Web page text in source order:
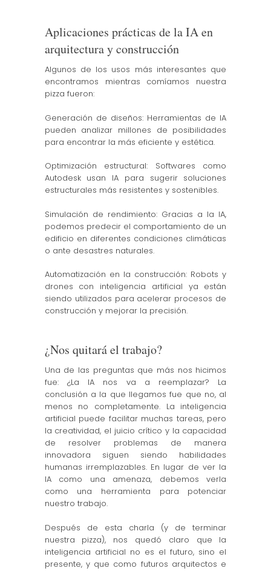
Aplicaciones prácticas de la IA en
arquitectura y construcción
Algunos de los usos más interesantes que
encontramos mientras comíamos nuestra
pizza fueron:
Generación de diseños: Herramientas de IA
pueden analizar millones de posibilidades
para encontrar la más eficiente y estética.
Optimización estructural: Softwares como
Autodesk usan IA para sugerir soluciones
estructurales más resistentes y sostenibles.
Simulación de rendimiento: Gracias a la IA,
podemos predecir el comportamiento de un
edificio en diferentes condiciones climáticas
o ante desastres naturales.
Automatización en la construcción: Robots y
drones con inteligencia artificial ya están
siendo utilizados para acelerar procesos de
construcción y mejorar la precisión.
¿Nos quitará el trabajo?
Una de las preguntas que más nos hicimos
fue: ¿La IA nos va a reemplazar? La
conclusión a la que llegamos fue que no, al
menos no completamente. La inteligencia
artificial puede facilitar muchas tareas, pero
la creatividad, el juicio crítico y la capacidad
de resolver problemas de manera
innovadora siguen siendo habilidades
humanas irremplazables. En lugar de ver la
IA como una amenaza, debemos verla
como una herramienta para potenciar
nuestro trabajo.
Después de esta charla (y de terminar
nuestra pizza), nos quedó claro que la
inteligencia artificial no es el futuro, sino el
presente, y que como futuros arquitectos e